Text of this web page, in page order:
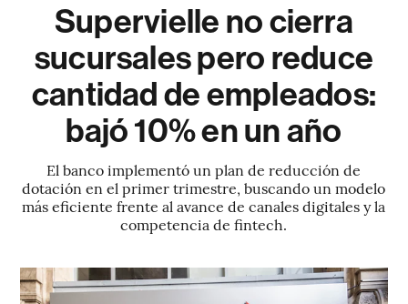
Supervielle no cierra
sucursales pero reduce
cantidad de empleados:
bajó 10% en un año
El banco implementó un plan de reducción de
dotación en el primer trimestre, buscando un modelo
más eficiente frente al avance de canales digitales y la
competencia de fintech.